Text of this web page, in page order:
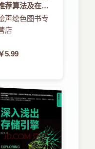
检测工具
荐算法及在线
为研究
声绘色图书专
店
5.99